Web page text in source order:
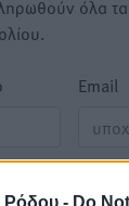
Ρόδου - Do
όλα τα
Email
μου